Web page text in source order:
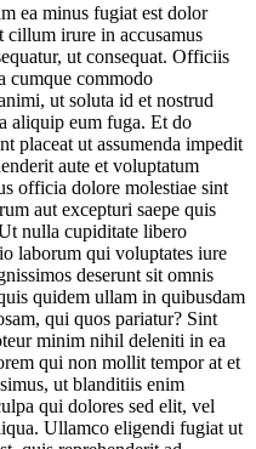
ea minus fugiat est dolor
cillum irure in accusamus
ut consequat. Officiis
cumque commodo
ut soluta id et nostrud
aliquip eum fuga. Et do
placeat ut assumenda impedit
aute et voluptatum
officia dolore molestiae sint
aut excepturi saepe quis
nulla cupiditate libero
laborum qui voluptates iure
deserunt sit omnis
quidem ullam in quibusdam
qui quos pariatur? Sint
minim nihil deleniti in ea
qui non mollit tempor at et
ut blanditiis enim
qui dolores sed elit, vel
Ullamco eligendi fugiat ut